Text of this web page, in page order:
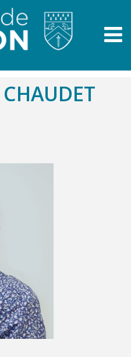
CHAUDET